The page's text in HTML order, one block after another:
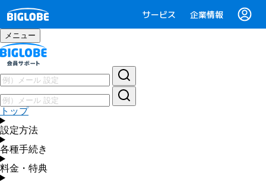
サービス 企業情報
メニュー
トップ
設定方法
各種手続き
料金・特典